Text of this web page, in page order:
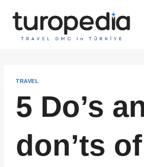
content
TRAVEL
5 Do’s
don’ts of